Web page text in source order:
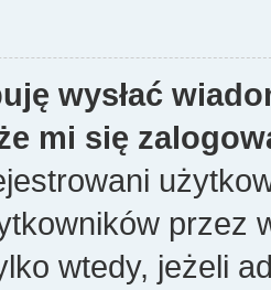
wysłać
mi się
przez
wtedy, jeżeli